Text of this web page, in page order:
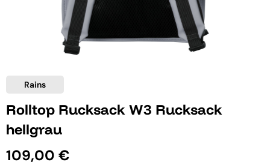
Rains
Rolltop Rucksack W3 Rucksack
hellgrau
109,00 €